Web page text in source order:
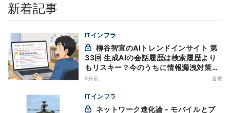
新着記事
ITインフラ
33回 生成AIの会話履歴は検索履歴より
もリスキー？今のうちに情報漏洩対策を
万全にしておこう
8分前 連載
ITインフラ